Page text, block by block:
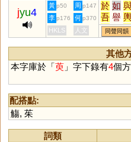
jyu4
黃 p50 周 p147 於 如
吾 譽
迂 娛
瑜 茹
腴 竽
璵 臑
狳 窬 薷
褕 帤
羭 蕍
鸆 齵
与 澞
釪 鮽
李 p176 何 p370
HKLS 人文 同聲同韻
其他
本字庫於「萸」字下錄有4個
配搭點:
觴, 茱
詞類